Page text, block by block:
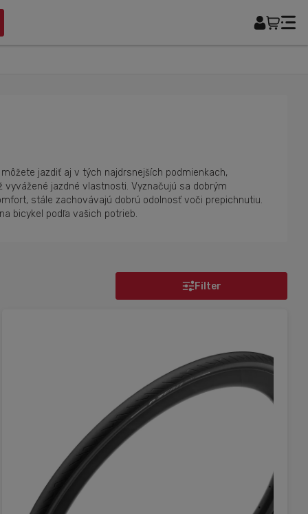
jazdiť aj v tých najdrsnejších podmienkach,
vyvážené jazdné vlastnosti. Vyznačujú sa dobrým
stále zachovávajú dobrú odolnosť voči prepichnutiu.
bicykel podľa vašich potrieb.
Filter